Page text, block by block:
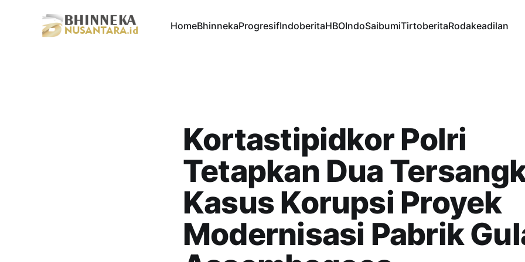
HomeBhinnekaProgresifIndoberitaHBOIndoSaibumiTirtoberitaRodakeadilan
Kortastipidkor Polri
Tetapkan Dua
Kasus Korupsi Proyek
Modernisasi Pabrik